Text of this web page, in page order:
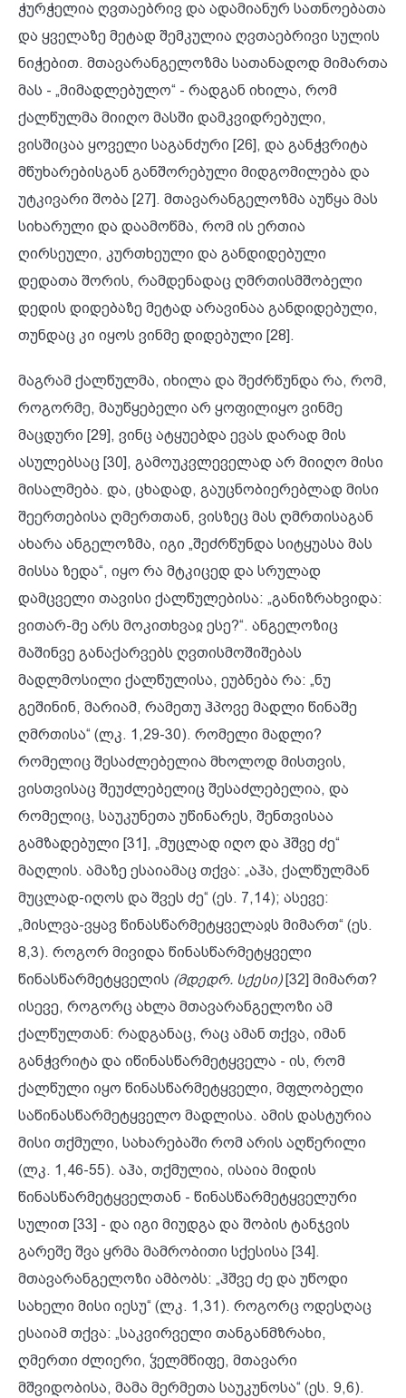
ჭურჭელია ღვთაებრივ და ადამიანურ სათნოებათა
და ყველაზე მეტად შემკულია ღვთაებრივი სულის
ნიჭებით. მთავარანგელოზმა სათანადოდ მიმართა
მას - „მიმადლებულო“ - რადგან იხილა, რომ
ქალწულმა მიიღო მასში დამკვიდრებული,
ვისშიცაა ყოველი საგანძური [26], და განჭვრიტა
მწუხარებისგან განშორებული მიდგომილება და
უტკივარი შობა [27]. მთავარანგელოზმა აუწყა მას
სიხარული და დაამოწმა, რომ ის ერთია
ღირსეული, კურთხეული და განდიდებული
დედათა შორის, რამდენადაც ღმრთისმშობელი
დედის დიდებაზე მეტად არავინაა განდიდებული,
თუნდაც კი იყოს ვინმე დიდებული [28].
მაგრამ ქალწულმა, იხილა და შეძრწუნდა რა, რომ,
როგორმე, მაუწყებელი არ ყოფილიყო ვინმე
მაცდური [29], ვინც ატყუებდა ევას დარად მის
ასულებსაც [30], გამოუკვლეველად არ მიიღო მისი
მისალმება. და, ცხადად, გაუცნობიერებლად მისი
შეერთებისა ღმერთთან, ვისზეც მას ღმრთისაგან
ახარა ანგელოზმა, იგი „შეძრწუნდა სიტყუასა მას
მისსა ზედა“, იყო რა მტკიცედ და სრულად
დამცველი თავისი ქალწულებისა: „განიზრახვიდა:
ვითარ-მე არს მოკითხვაჲ ესე?“. ანგელოზიც
მაშინვე განაქარვებს ღვთისმოშიშებას
მადლმოსილი ქალწულისა, ეუბნება რა: „ნუ
გეშინინ, მარიამ, რამეთუ ჰპოვე მადლი წინაშე
ღმრთისა“ (ლკ. 1,29-30). რომელი მადლი?
რომელიც შესაძლებელია მხოლოდ მისთვის,
ვისთვისაც შეუძლებელიც შესაძლებელია, და
რომელიც, საუკუნეთა უწინარეს, შენთვისაა
გამზადებული [31], „მუცლად იღო და ჰშვე ძე“
მაღლის. ამაზე ესაიამაც თქვა: „აჰა, ქალწულმან
მუცლად-იღოს და შვეს ძე“ (ეს. 7,14); ასევე:
„მისლვა-ვყავ წინასწარმეტყველაჲს მიმართ“ (ეს.
8,3). როგორ მივიდა წინასწარმეტყველი
წინასწარმეტყველის (მდედრ. სქესი)[32] მიმართ?
ისევე, როგორც ახლა მთავარანგელოზი ამ
ქალწულთან: რადგანაც, რაც ამან თქვა, იმან
განჭვრიტა და იწინასწარმეტყველა - ის, რომ
ქალწული იყო წინასწარმეტყველი, მფლობელი
საწინასწარმეტყველო მადლისა. ამის დასტურია
მისი თქმული, სახარებაში რომ არის აღწერილი
(ლკ. 1,46-55). აჰა, თქმულია, ისაია მიდის
წინასწარმეტყველთან - წინასწარმეტყველური
სულით [33] - და იგი მიუდგა და შობის ტანჯვის
გარეშე შვა ყრმა მამრობითი სქესისა [34].
მთავარანგელოზი ამბობს: „ჰშვე ძე და უწოდი
სახელი მისი იესუ“ (ლკ. 1,31). როგორც ოდესღაც
ესაიამ თქვა: „საკვირველი თანგანმზრახი,
ღმერთი ძლიერი, ჴელმწიფე, მთავარი
მშვიდობისა, მამა მერმეთა საუკუნოსა“ (ეს. 9,6).